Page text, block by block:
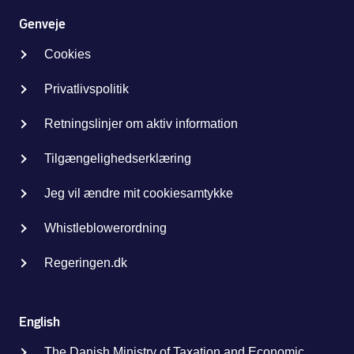
Genveje
Cookies
Privatlivspolitik
Retningslinjer om aktiv information
Tilgængelighedserklæring
Jeg vil ændre mit cookiesamtykke
Whistleblowerordning
Regeringen.dk
English